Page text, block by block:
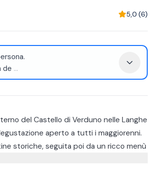
5,0 (6)
de ...
del Castello di Verduno nelle Langhe
aperto a tutti i maggiorenni.
storiche, seguita poi da un ricco menù
verrà proposta una